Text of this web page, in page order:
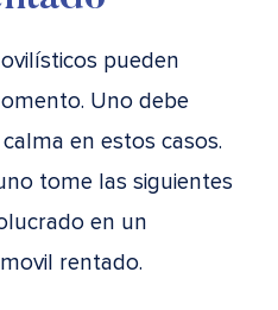
pueden
Uno debe
en estos casos.
tome las siguientes
en un
rentado.